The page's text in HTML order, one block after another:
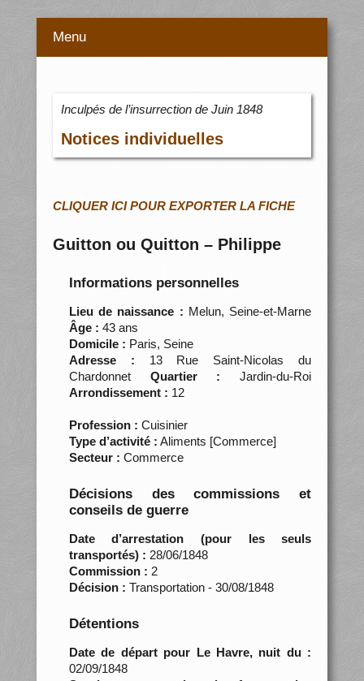
Menu
Inculpés de l’insurrection de Juin 1848
Notices individuelles
CLIQUER ICI POUR EXPORTER LA FICHE
Guitton ou Quitton – Philippe
Informations personnelles
Lieu de naissance : Melun, Seine-et-Marne
Âge : 43 ans
Domicile : Paris, Seine
Adresse : 13 Rue Saint-Nicolas du
Chardonnet Quartier : Jardin-du-Roi
Arrondissement : 12
Profession : Cuisinier
Type d’activité : Aliments [Commerce]
Secteur : Commerce
Décisions des commissions et
conseils de guerre
Date d’arrestation (pour les seuls
transportés) : 28/06/1848
Commission : 2
Décision : Transportation - 30/08/1848
Détentions
Date de départ pour Le Havre, nuit du :
02/09/1848